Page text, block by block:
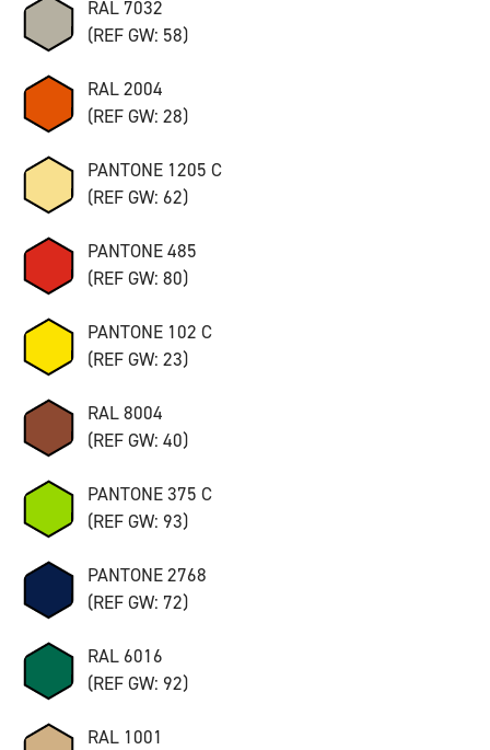
RAL 7032
(REF GW: 58)
RAL 2004
(REF GW: 28)
PANTONE 1205 C
(REF GW: 62)
PANTONE 485
(REF GW: 80)
PANTONE 102 C
(REF GW: 23)
RAL 8004
(REF GW: 40)
PANTONE 375 C
(REF GW: 93)
PANTONE 2768
(REF GW: 72)
RAL 6016
(REF GW: 92)
RAL 1001